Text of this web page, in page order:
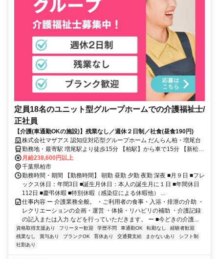
定員18名のユニット型グループホームでの介護福祉士/
正社員
【介護(車通勤OKの施設)】残業なし／週休２日制／社食(昼食190円)
株式会社マザアス 認知症対応型グループホーム だんらん柏・増尾台
勤務地・最寄駅 増尾駅より徒歩15分 【柏駅】から車で15分 【新松戸
駅】から車で14分
月給238,600円以上
千葉県柏市
勤務時間・期間 【勤務時間】 朝勤 昼勤 夕勤 夜勤 深夜 ■月９日 ■フレ
ックス休日：年間3日 ■誕生月休日：本人の誕生月に１日 ■年間休日
112日 ■慶弔休暇 ■特別休暇（感染症による休暇他） ...
仕事内容 ー 介護業務全般。 ・ご利用者の食事・入浴・排泄の介助 ・
レクリエーションの企画・運営 ・体操・リハビリの補助 ・介護記録
の記入または入力 などを行っていただきます。 ー ■今どきの介護...
資格取得支援あり フリーター歓迎 学歴不問 車通勤OK 転勤なし
経験者歓迎
残業なし
賞与あり ブランクOK 育休あり 交通費支給 まかないあり
シフト制
社割あり